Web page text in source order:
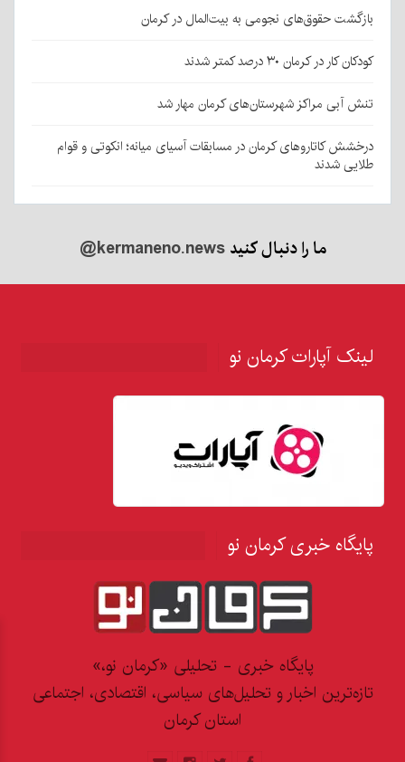
بازگشت حقوق‌های نجومی به بیت‌المال در کرمان
کودکان کار در کرمان ۳۰ درصد کمتر شدند
تنش آبی مراکز شهرستان‌های کرمان مهار شد
درخشش کاتاروهای کرمان در مسابقات آسیای میانه؛ انکوتی و قوام
طلایی شدند
ما را دنبال کنید@kermaneno.news
لینک آپارات کرمان نو
پایگاه خبری کرمان نو
پایگاه خبری - تحلیلی «کرمان نو،»
تازه‌ترین اخبار و تحلیل‌های سیاسی، اقتصادی، اجتماعی
استان کرمان